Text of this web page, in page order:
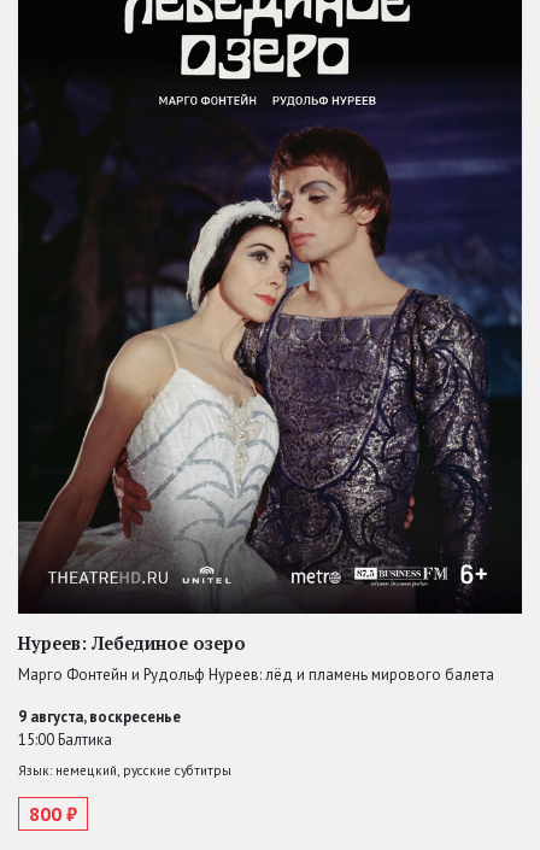
Нуреев: Лебединое озеро
Марго Фонтейн и Рудольф Нуреев: лёд и пламень мирового балета
9 августа, воскресенье
15:00 Балтика
Язык: немецкий, русские субтитры
800 ₽